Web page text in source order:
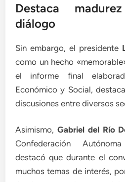
Destaca
diálogo
Sin embargo, el presidente
como un hecho
el informe final
Económico y Social,
discusiones entre diversos
Asimismo,Gabriel del Río
Confederación
destacó que durante el
muchos temas de interés,